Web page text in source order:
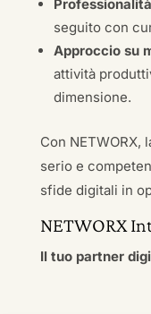
seguito con
Approccio su
attività
dimensione.
Con NETWORX,
serio e
sfide digitali in
NETWORX
Il tuo partner